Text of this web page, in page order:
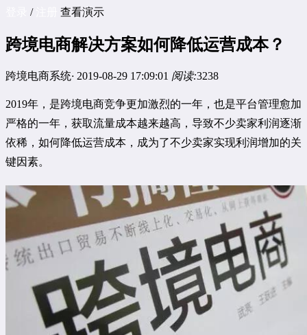
/注册 查看演示
跨境电商解决方案如何降低运营成本？
跨境电商系统· 2019-08-29 17:09:01 阅读:3238
2019年，是跨境电商竞争更加激烈的一年，也是平台管理愈加
严格的一年，获取流量成本越来越高，导致不少卖家利润逐渐
依稀，如何降低运营成本，成为了不少卖家实现利润增加的关
键因素。